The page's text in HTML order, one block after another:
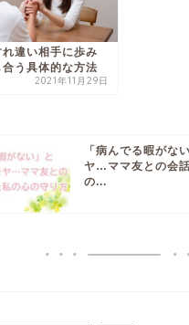
違い相手に歩み
う具体的な方法
2021年11月29日
「病んでる暇がな
ヤ…ママ友との会
の...